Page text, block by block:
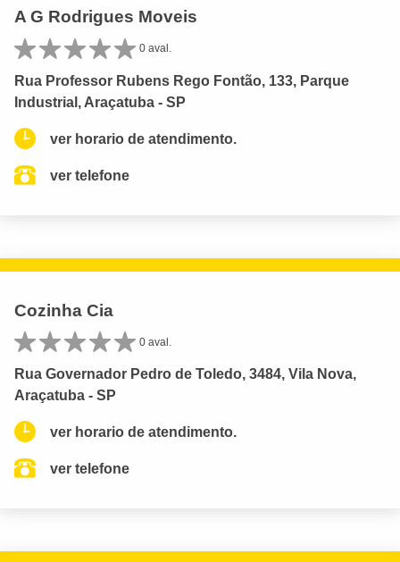
A G Rodrigues Moveis
0 aval.
Rua Professor Rubens Rego Fontão, 133, Parque
Industrial, Araçatuba - SP
ver horario de atendimento.
ver telefone
Cozinha Cia
0 aval.
Rua Governador Pedro de Toledo, 3484, Vila Nova,
Araçatuba - SP
ver horario de atendimento.
ver telefone